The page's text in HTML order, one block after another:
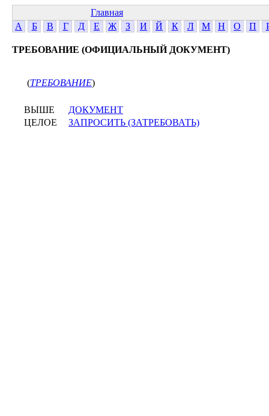
Главная
А
Б В Г Д Е Ж З И Й К Л М Н О П
ТРЕБОВАНИЕ (ОФИЦИАЛЬНЫЙ ДОКУМЕНТ)
(ТРЕБОВАНИЕ)
ВЫШЕ
ДОКУМЕНТ
ЦЕЛОЕ
ЗАПРОСИТЬ (ЗАТРЕБОВАТЬ)